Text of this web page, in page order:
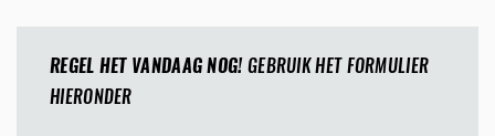
REGEL HET VANDAAG NOG!GEBRUIK HET FORMULIER
HIERONDER